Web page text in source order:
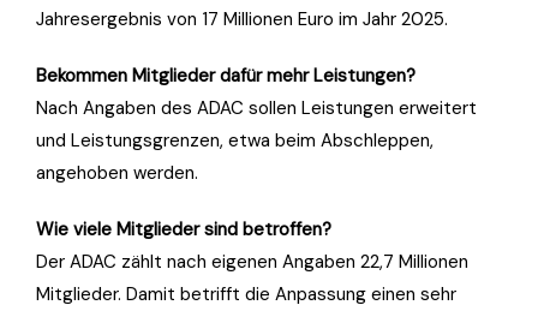
Jahresergebnis von 17 Millionen Euro im Jahr 2025.
Bekommen Mitglieder dafür mehr Leistungen?
Nach Angaben des ADAC sollen Leistungen erweitert
und Leistungsgrenzen, etwa beim Abschleppen,
angehoben werden.
Wie viele Mitglieder sind betroffen?
Der ADAC zählt nach eigenen Angaben 22,7 Millionen
Mitglieder. Damit betrifft die Anpassung einen sehr